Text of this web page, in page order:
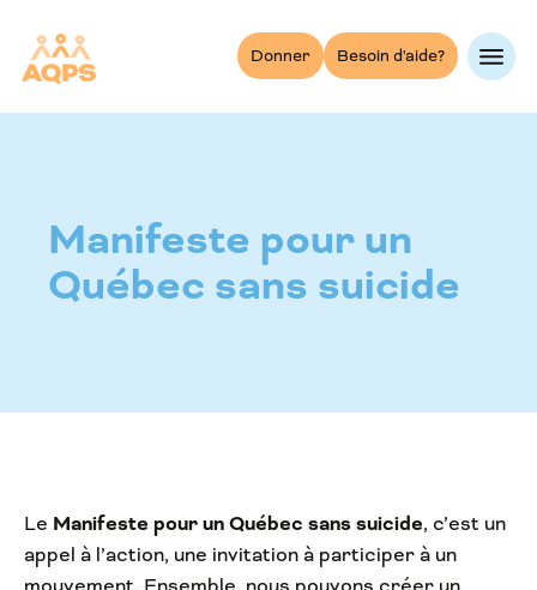
content
Donner Besoin d'aide?
Manifeste pour un
Québec sans suicide
Le Manifeste pour un Québec sans suicide, c’est un
appel à l’action, une invitation à participer à un